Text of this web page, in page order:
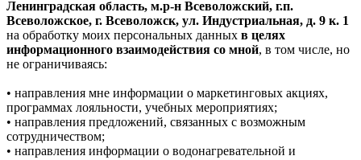
Ленинградская область, м.р-н Всеволожский, г.п.
Всеволожское, г. Всеволожск, ул. Индустриальная, д. 9 к. 1
на обработку моих персональных данных в целях
информационного взаимодействия со мной, в том числе, но
не ограничиваясь:
• направления мне информации о маркетинговых акциях,
программах лояльности, учебных мероприятиях;
• направления предложений, связанных с возможным
сотрудничеством;
• направления информации о водонагревательной и